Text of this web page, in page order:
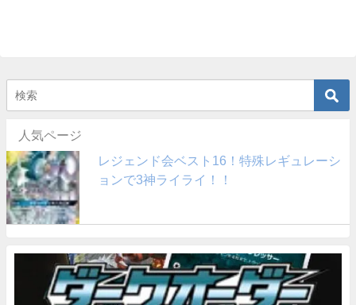
人気ページ
レジェンド会ベスト16！特殊レギュレーシ
ョンで3神ライライ！！